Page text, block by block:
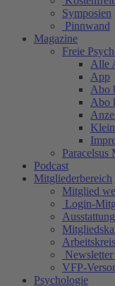
Symposien
Pinnwand
Magazine
Freie
Alle
App
Abo
Abo
Paracelsus
Podcast
Mitgliederbereich
Mitglied
Login-
VFP-
Psychologie